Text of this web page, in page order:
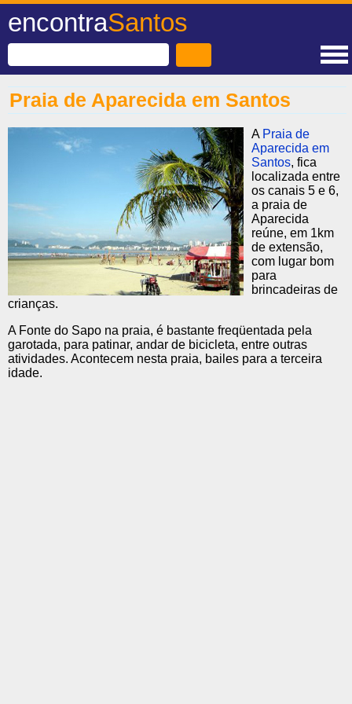
encontraSantos
Praia de Aparecida em Santos
A Praia de
Aparecida em
Santos, fica
localizada entre
os canais 5 e 6,
a praia de
Aparecida
reúne, em 1km
de extensão,
com lugar bom
para
brincadeiras de
crianças.
A Fonte do Sapo na praia, é bastante freqüentada pela
garotada, para patinar, andar de bicicleta, entre outras
atividades. Acontecem nesta praia, bailes para a terceira
idade.